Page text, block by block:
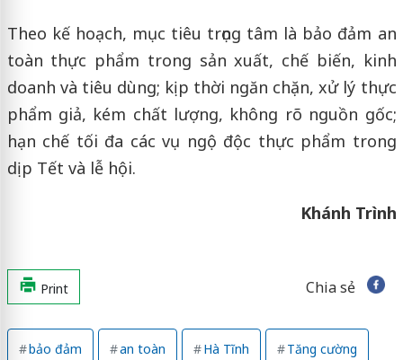
Theo kế hoạch, mục tiêu trọng tâm là bảo đảm an
toàn thực phẩm trong sản xuất, chế biến, kinh
doanh và tiêu dùng; kịp thời ngăn chặn, xử lý thực
phẩm giả, kém chất lượng, không rõ nguồn gốc;
hạn chế tối đa các vụ ngộ độc thực phẩm trong
dịp Tết và lễ hội.
Khánh Trình
Print Chia sẻ
bảo đảm an toàn Hà Tĩnh Tăng cường